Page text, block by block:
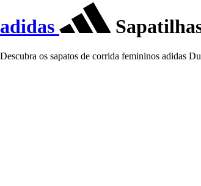
adidas
Descubra os sapatos de corrida femininos adidas